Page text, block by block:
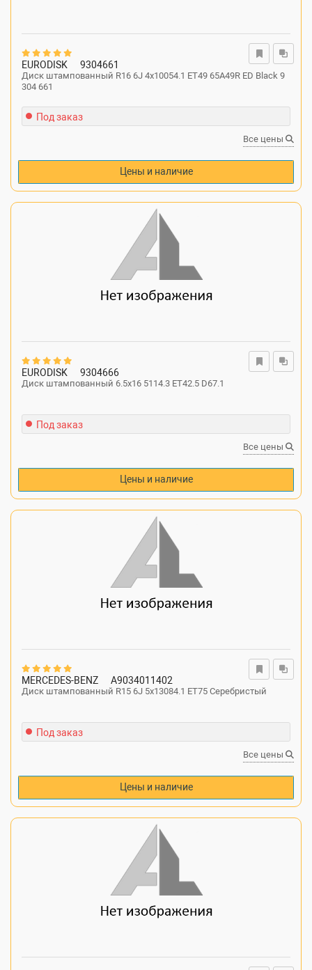
EURODISK 9304661
Диск штампованный R16 6J 4x10054.1 ET49 65A49R ED Black 9
304 661
Под заказ
Все цены
Цены и наличие
EURODISK 9304666
Диск штампованный 6.5x16 5114.3 ET42.5 D67.1
Под заказ
Все цены
Цены и наличие
MERCEDES-BENZ A9034011402
Диск штампованный R15 6J 5x13084.1 ET75 Серебристый
Под заказ
Все цены
Цены и наличие